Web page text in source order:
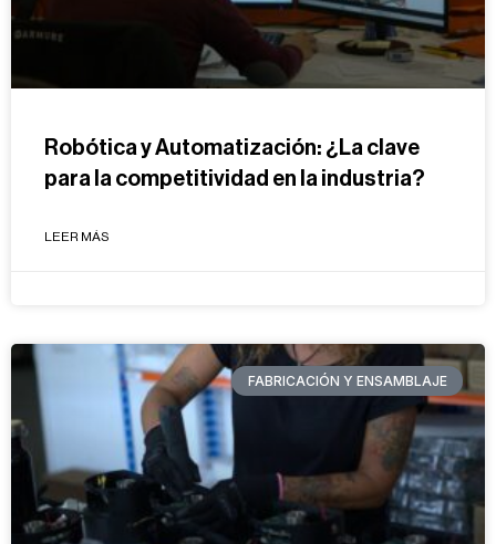
Robótica y Automatización: ¿La clave
para la competitividad en la industria?
LEER MÁS
FABRICACIÓN Y ENSAMBLAJE